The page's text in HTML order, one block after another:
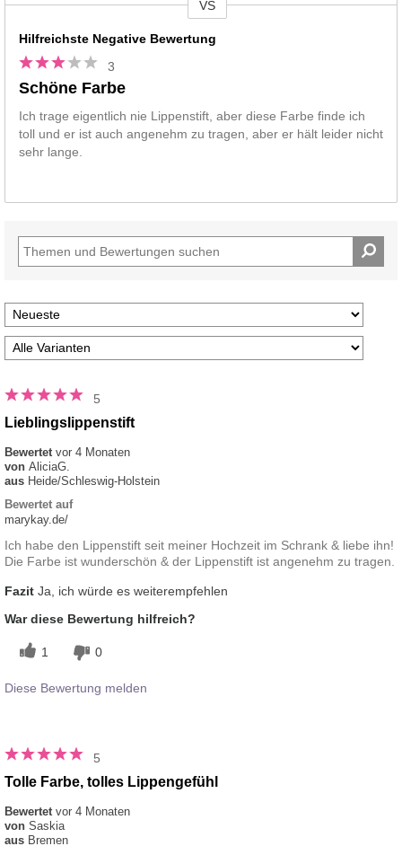
VS
Hilfreichste Negative Bewertung
3
Schöne Farbe
Ich trage eigentlich nie Lippenstift, aber diese Farbe finde ich
toll und er ist auch angenehm zu tragen, aber er hält leider nicht
sehr lange.
5
Lieblingslippenstift
Bewertet vor 4 Monaten
von AliciaG.
aus Heide/Schleswig-Holstein
Bewertet auf
marykay.de/
Ich habe den Lippenstift seit meiner Hochzeit im Schrank & liebe ihn!
Die Farbe ist wunderschön & der Lippenstift ist angenehm zu tragen.
Fazit Ja, ich würde es weiterempfehlen
War diese Bewertung hilfreich?
1 0
Diese Bewertung melden
5
Tolle Farbe, tolles Lippengefühl
Bewertet vor 4 Monaten
von Saskia
aus Bremen